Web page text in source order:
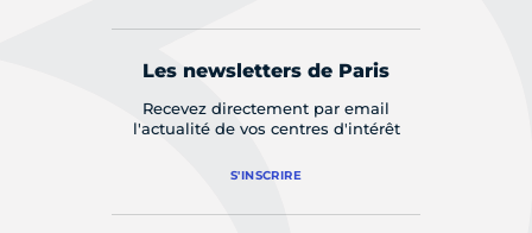
Les newsletters de Paris
Recevez directement par email
l'actualité de vos centres d'intérêt
S'INSCRIRE